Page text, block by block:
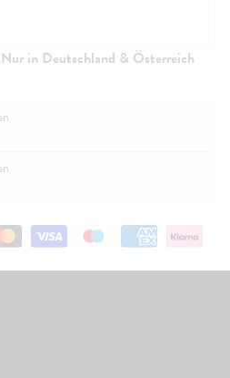
mit integrierter Basis
mit Anti-Escape System
in Deutschland & Österreich